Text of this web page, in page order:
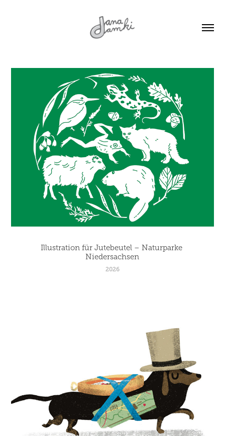
Illustration für Jutebeutel – Naturparke
Niedersachsen
2026